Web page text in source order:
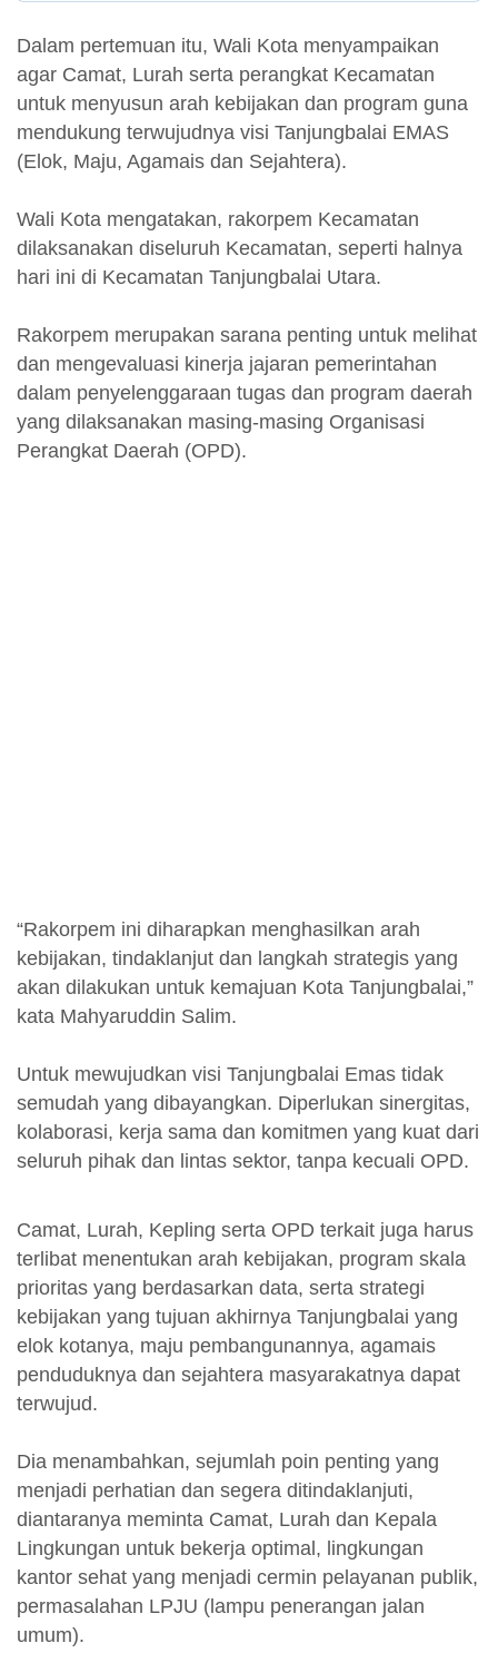
Dalam pertemuan itu, Wali Kota menyampaikan
agar Camat, Lurah serta perangkat Kecamatan
untuk menyusun arah kebijakan dan program guna
mendukung terwujudnya visi Tanjungbalai EMAS
(Elok, Maju, Agamais dan Sejahtera).
Wali Kota mengatakan, rakorpem Kecamatan
dilaksanakan diseluruh Kecamatan, seperti halnya
hari ini di Kecamatan Tanjungbalai Utara.
Rakorpem merupakan sarana penting untuk melihat
dan mengevaluasi kinerja jajaran pemerintahan
dalam penyelenggaraan tugas dan program daerah
yang dilaksanakan masing-masing Organisasi
Perangkat Daerah (OPD).
“Rakorpem ini diharapkan menghasilkan arah
kebijakan, tindaklanjut dan langkah strategis yang
akan dilakukan untuk kemajuan Kota Tanjungbalai,”
kata Mahyaruddin Salim.
Untuk mewujudkan visi Tanjungbalai Emas tidak
semudah yang dibayangkan. Diperlukan sinergitas,
kolaborasi, kerja sama dan komitmen yang kuat dari
seluruh pihak dan lintas sektor, tanpa kecuali OPD.
Camat, Lurah, Kepling serta OPD terkait juga harus
terlibat menentukan arah kebijakan, program skala
prioritas yang berdasarkan data, serta strategi
kebijakan yang tujuan akhirnya Tanjungbalai yang
elok kotanya, maju pembangunannya, agamais
penduduknya dan sejahtera masyarakatnya dapat
terwujud.
Dia menambahkan, sejumlah poin penting yang
menjadi perhatian dan segera ditindaklanjuti,
diantaranya meminta Camat, Lurah dan Kepala
Lingkungan untuk bekerja optimal, lingkungan
kantor sehat yang menjadi cermin pelayanan publik,
permasalahan LPJU (lampu penerangan jalan
umum).